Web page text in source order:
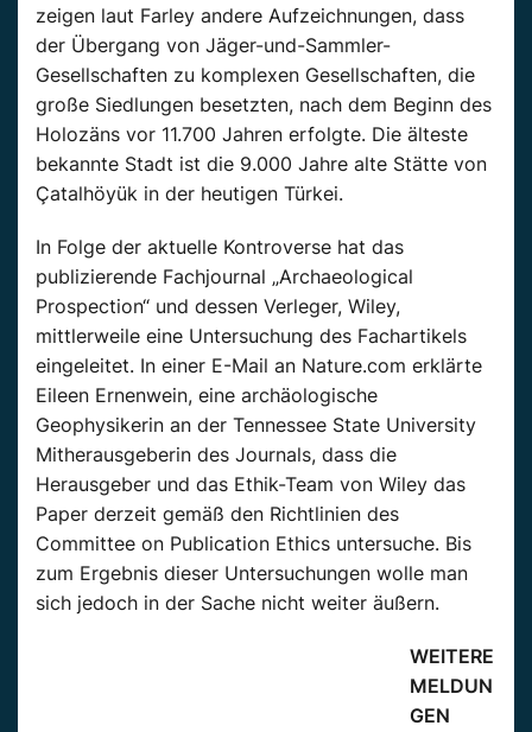
zeigen laut Farley andere Aufzeichnungen, dass
der Übergang von Jäger-und-Sammler-
Gesellschaften zu komplexen Gesellschaften, die
große Siedlungen besetzten, nach dem Beginn des
Holozäns vor 11.700 Jahren erfolgte. Die älteste
bekannte Stadt ist die 9.000 Jahre alte Stätte von
Çatalhöyük in der heutigen Türkei.
In Folge der aktuelle Kontroverse hat das
publizierende Fachjournal „Archaeological
Prospection“ und dessen Verleger, Wiley,
mittlerweile eine Untersuchung des Fachartikels
eingeleitet. In einer E-Mail an Nature.com erklärte
Eileen Ernenwein, eine archäologische
Geophysikerin an der Tennessee State University
Mitherausgeberin des Journals, dass die
Herausgeber und das Ethik-Team von Wiley das
Paper derzeit gemäß den Richtlinien des
Committee on Publication Ethics untersuche. Bis
zum Ergebnis dieser Untersuchungen wolle man
sich jedoch in der Sache nicht weiter äußern.
WEITERE
MELDUN
GEN